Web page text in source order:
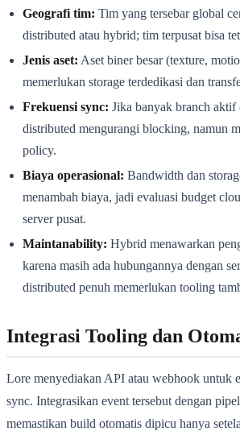
Geografi tim: Tim yang tersebar global
distributed atau hybrid; tim terpusat bisa
Jenis aset: Aset biner besar (texture,
memerlukan storage terdedikasi dan
Frekuensi sync: Jika banyak branch aktif
distributed mengurangi blocking, namun
policy.
Biaya operasional: Bandwidth dan
menambah biaya, jadi evaluasi budget
server pusat.
Maintanability: Hybrid menawarkan
karena masih ada hubungannya dengan
distributed penuh memerlukan tooling
Integrasi Tooling dan
Lore menyediakan API atau webhook untuk
sync. Integrasikan event tersebut dengan
memastikan build otomatis dipicu hanya